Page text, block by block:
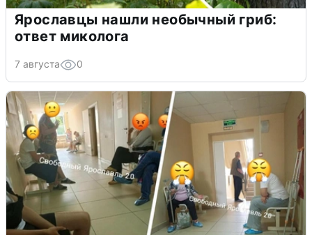
Ярославцы нашли необычный гриб:
ответ миколога
7 августа 0